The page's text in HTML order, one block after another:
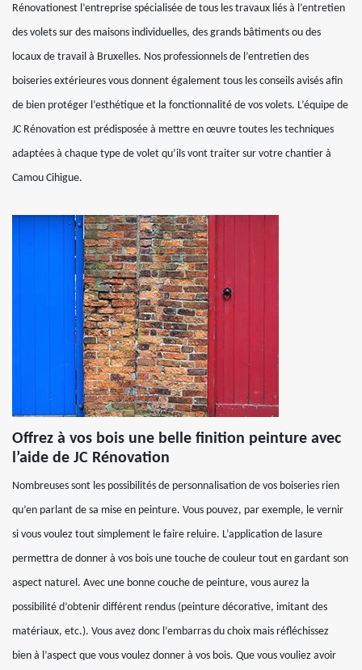
Rénovationest l’entreprise spécialisée de tous les travaux liés à l’entretien
des volets sur des maisons individuelles, des grands bâtiments ou des
locaux de travail à Bruxelles. Nos professionnels de l’entretien des
boiseries extérieures vous donnent également tous les conseils avisés afin
de bien protéger l’esthétique et la fonctionnalité de vos volets. L’équipe de
JC Rénovation est prédisposée à mettre en œuvre toutes les techniques
adaptées à chaque type de volet qu’ils vont traiter sur votre chantier à
Camou Cihigue.
Offrez à vos bois une belle finition peinture avec
l’aide de JC Rénovation
Nombreuses sont les possibilités de personnalisation de vos boiseries rien
qu’en parlant de sa mise en peinture. Vous pouvez, par exemple, le vernir
si vous voulez tout simplement le faire reluire. L’application de lasure
permettra de donner à vos bois une touche de couleur tout en gardant son
aspect naturel. Avec une bonne couche de peinture, vous aurez la
possibilité d’obtenir différent rendus (peinture décorative, imitant des
matériaux, etc.). Vous avez donc l’embarras du choix mais réfléchissez
bien à l’aspect que vous voulez donner à vos bois. Que vous vouliez avoir